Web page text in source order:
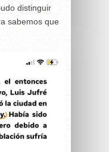
distinguir
sabemos que